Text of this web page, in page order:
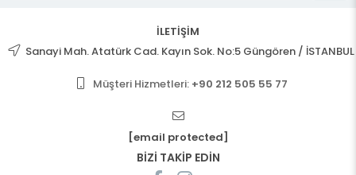
İLETİŞİM
Sanayi Mah. Atatürk Cad. Kayın Sok. No:5 Güngören / İSTANBUL
Müşteri Hizmetleri: +90 212 505 55 77
[email protected]
BİZİ TAKİP EDİN